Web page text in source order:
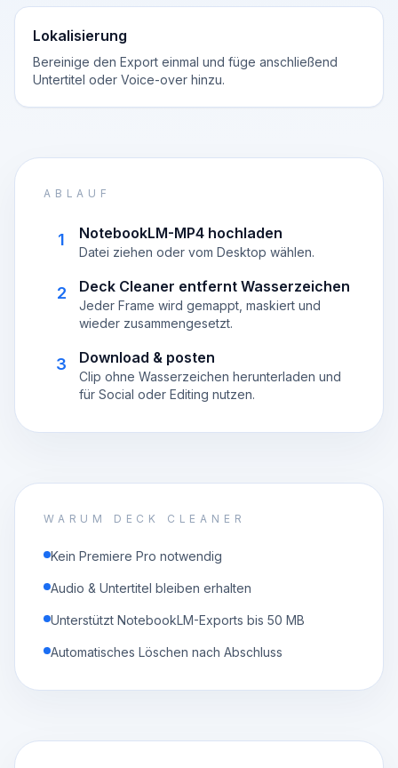
Lokalisierung
Bereinige den Export einmal und füge anschließend
Untertitel oder Voice-over hinzu.
ABLAUF
1 NotebookLM-MP4 hochladen
Datei ziehen oder vom Desktop wählen.
2 Deck Cleaner entfernt Wasserzeichen
Jeder Frame wird gemappt, maskiert und
wieder zusammengesetzt.
3 Download & posten
Clip ohne Wasserzeichen herunterladen und
für Social oder Editing nutzen.
WARUM DECK CLEANER
Kein Premiere Pro notwendig
Audio & Untertitel bleiben erhalten
Unterstützt NotebookLM-Exports bis 50 MB
Automatisches Löschen nach Abschluss